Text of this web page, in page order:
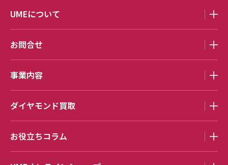
UMEについて
お問合せ
事業内容
ダイヤモンド買取
お役立ちコラム